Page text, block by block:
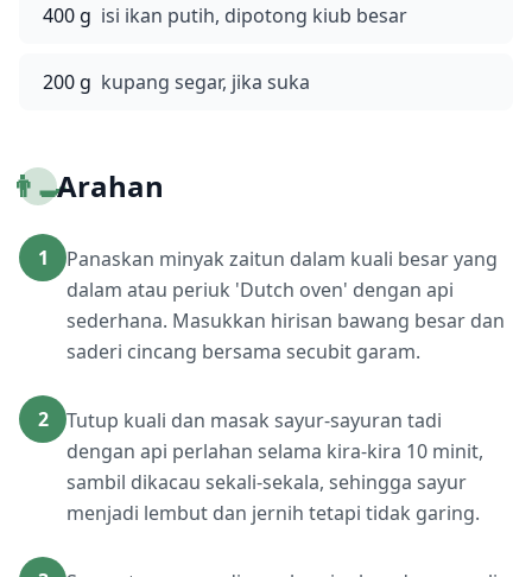
400 g isi ikan putih, dipotong kiub besar
200 g kupang segar, jika suka
👨‍🍳Arahan
1
Panaskan minyak zaitun dalam kuali besar yang
dalam atau periuk 'Dutch oven' dengan api
sederhana. Masukkan hirisan bawang besar dan
saderi cincang bersama secubit garam.
2
Tutup kuali dan masak sayur-sayuran tadi
dengan api perlahan selama kira-kira 10 minit,
sambil dikacau sekali-sekala, sehingga sayur
menjadi lembut dan jernih tetapi tidak garing.